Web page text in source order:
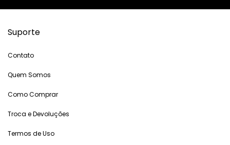
Suporte
Contato
Quem Somos
Como Comprar
Troca e Devoluções
Termos de Uso